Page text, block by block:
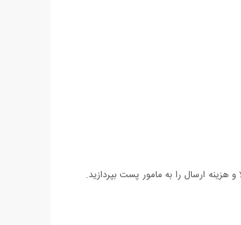
ارسال را به مامور پست بپردازید.